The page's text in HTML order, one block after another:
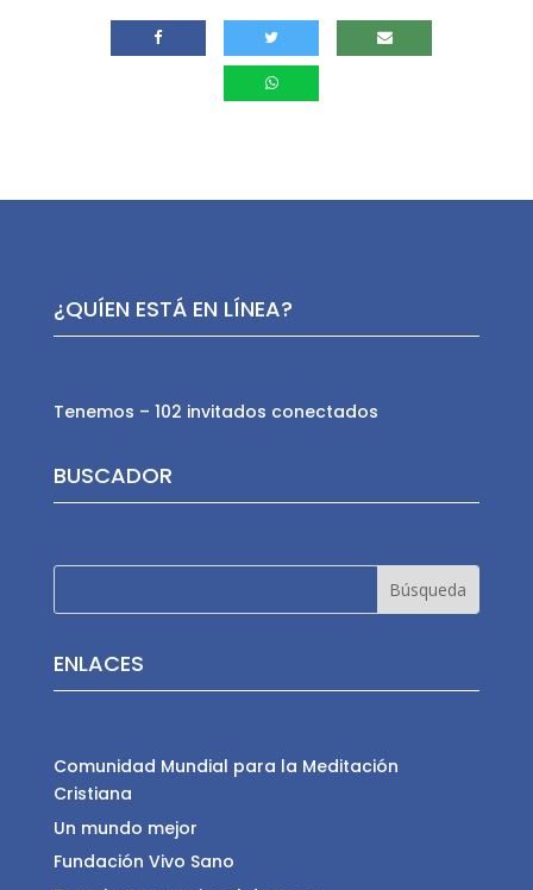
¿QUÍEN ESTÁ EN LÍNEA?
Tenemos – 102 invitados conectados
BUSCADOR
ENLACES
Comunidad Mundial para la Meditación
Cristiana
Un mundo mejor
Fundación Vivo Sano